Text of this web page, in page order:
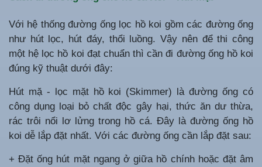
Với hệ thống đường ống lọc hồ koi gồm các đường ống
như hút lọc, hút đáy, thổi luồng. Vậy nên để thi công
một hệ lọc hồ koi đạt chuẩn thì cần đi đường ống hồ koi
đúng kỹ thuật dưới đây:
Hút mặ - lọc mặt hồ koi (Skimmer) là đường ống có
công dụng loại bỏ chất độc gây hại, thức ăn dư thừa,
rác trôi nổi lơ lửng trong hồ cá. Đây là đường ống hồ
koi dễ lắp đặt nhất. Với các đường ống cần lắp đặt sau:
+ Đặt ống hút mặt ngang ở giữa hồ chính hoặc đặt âm